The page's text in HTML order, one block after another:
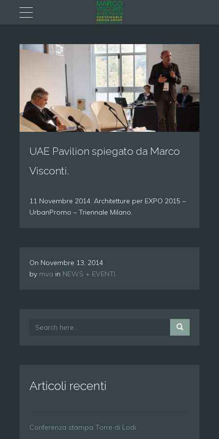
UAE Pavilion spiegato da Marco
Visconti.
11 Novembre 2014. Architetture per EXPO 2015 –
UrbanPromo – Triennale Milano.
On Novembre 13, 2014
by mva in NEWS + EVENTI
Articoli recenti
Conferenza stampa Torre di Lodi